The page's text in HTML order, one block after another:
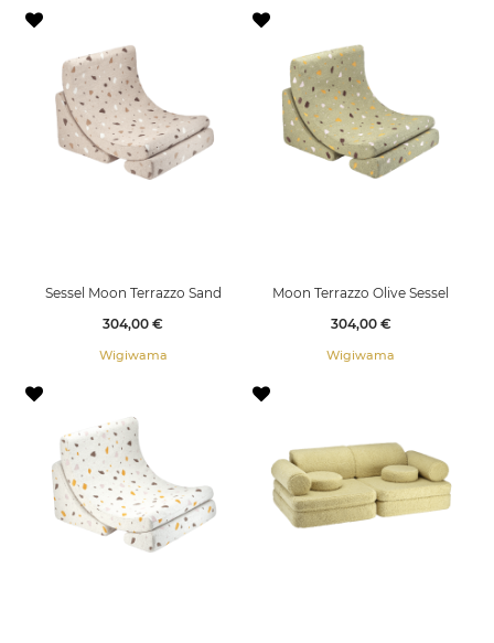
Sessel Moon Terrazzo Sand
Preis
304,00 €
Wigiwama
Moon Terrazzo Olive Sessel
Preis
304,00 €
Wigiwama